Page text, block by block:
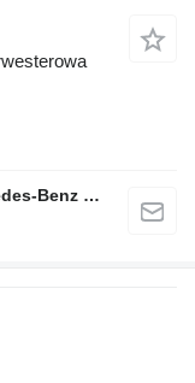
Stefan Ebert GmbH - Autorisierter Mercedes-Benz Servicepartner